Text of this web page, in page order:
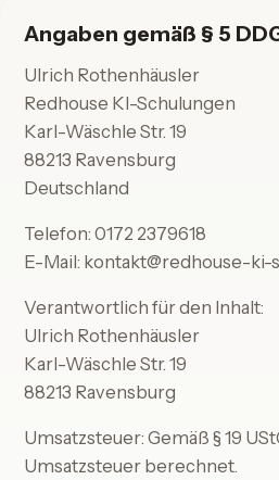
Angaben gemäß § 5
Ulrich Rothenhäusler
Redhouse KI-Schulungen
Karl-Wäschle Str. 19
88213 Ravensburg
Deutschland
Telefon:0172 2379618
E-Mail: kontakt@redhouse-ki-
Verantwortlich für den Inhalt:
Ulrich Rothenhäusler
Karl-Wäschle Str. 19
88213 Ravensburg
Umsatzsteuer: Gemäß § 19
Umsatzsteuer berechnet.